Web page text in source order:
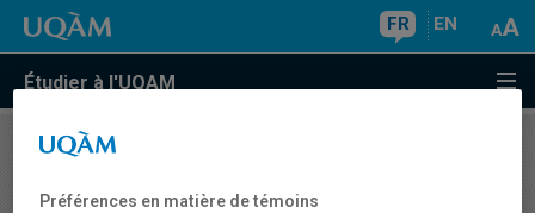
FR EN
Étudier à l'UQAM
COURS//
Préférences en matière de témoins